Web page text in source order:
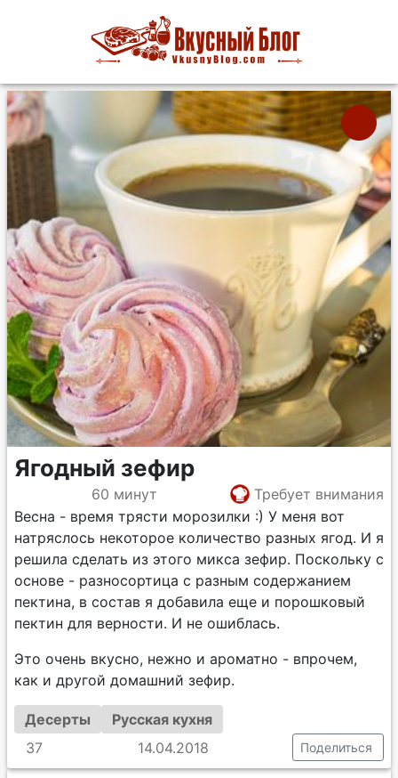
Ягодный зефир
60 минут
Требует внимания
Весна - время трясти морозилки :) У меня вот
натряслось некоторое количество разных ягод. И я
решила сделать из этого микса зефир. Поскольку с
основе - разносортица с разным содержанием
пектина, в состав я добавила еще и порошковый
пектин для верности. И не ошиблась.
Это очень вкусно, нежно и ароматно - впрочем,
как и другой домашний зефир.
Десерты
Русская кухня
37
14.04.2018 Поделиться